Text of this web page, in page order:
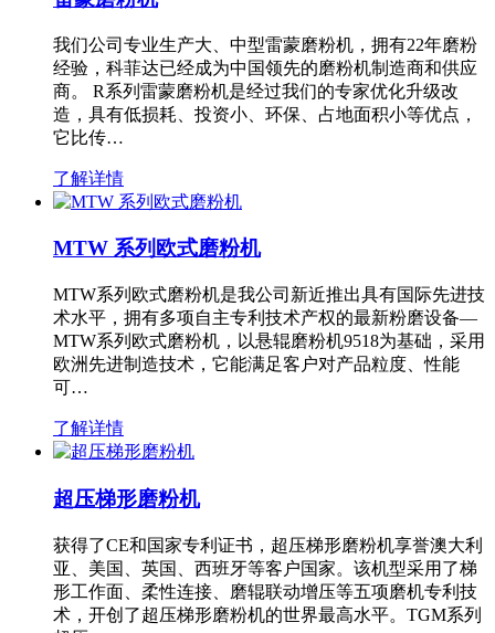
我们公司专业生产大、中型雷蒙磨粉机，拥有22年磨粉
经验，科菲达已经成为中国领先的磨粉机制造商和供应
商。 R系列雷蒙磨粉机是经过我们的专家优化升级改
造，具有低损耗、投资小、环保、占地面积小等优点，
它比传…
了解详情
MTW 系列欧式磨粉机
MTW系列欧式磨粉机是我公司新近推出具有国际先进技
术水平，拥有多项自主专利技术产权的最新粉磨设备—
MTW系列欧式磨粉机，以悬辊磨粉机9518为基础，采用
欧洲先进制造技术，它能满足客户对产品粒度、性能
可…
了解详情
超压梯形磨粉机
获得了CE和国家专利证书，超压梯形磨粉机享誉澳大利
亚、美国、英国、西班牙等客户国家。该机型采用了梯
形工作面、柔性连接、磨辊联动增压等五项磨机专利技
术，开创了超压梯形磨粉机的世界最高水平。TGM系列